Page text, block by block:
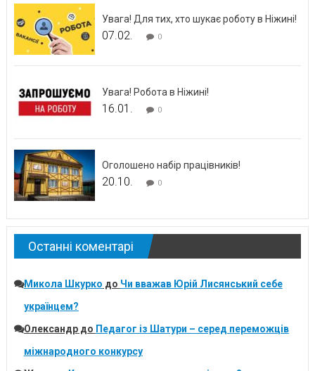
Увага! Для тих, хто шукає роботу в Ніжині!
07.02. 0
Увага! Робота в Ніжині!
16.01. 0
Оголошено набір працівників!
20.10. 0
Останні коментарі
Микола Шкурко до Чи вважав Юрій Лисянський себе
українцем?
Олександрдо Педагог із Шатури – серед переможців
міжнародного конкурсу